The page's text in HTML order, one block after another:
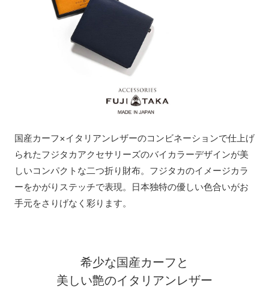
国産カーフ×イタリアンレザーのコンビネーションで仕上げ
られたフジタカアクセサリーズのバイカラーデザインが美
しいコンパクトな二つ折り財布。フジタカのイメージカラ
ーをかがりステッチで表現。日本独特の優しい色合いがお
手元をさりげなく彩ります。
希少な国産カーフと
美しい艶のイタリアンレザー